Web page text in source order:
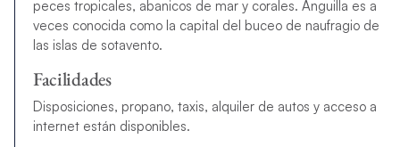
peces tropicales, abanicos de mar y corales. Anguilla es a
veces conocida como la capital del buceo de naufragio de
las islas de sotavento.
Facilidades
Disposiciones, propano, taxis, alquiler de autos y acceso a
internet están disponibles.